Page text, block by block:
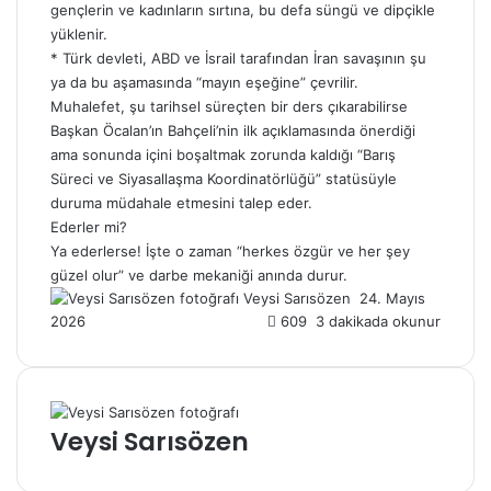
gençlerin ve kadınların sırtına, bu defa süngü ve dipçikle
yüklenir.
* Türk devleti, ABD ve İsrail tarafından İran savaşının şu
ya da bu aşamasında “mayın eşeğine” çevrilir.
Muhalefet, şu tarihsel süreçten bir ders çıkarabilirse
Başkan Öcalan’ın Bahçeli’nin ilk açıklamasında önerdiği
ama sonunda içini boşaltmak zorunda kaldığı “Barış
Süreci ve Siyasallaşma Koordinatörlüğü” statüsüyle
duruma müdahale etmesini talep eder.
Ederler mi?
Ya ederlerse! İşte o zaman “herkes özgür ve her şey
güzel olur” ve darbe mekaniği anında durur.
Veysi Sarısözen
B
i
e
24. Mayıs
2026
609 3 dakikada okunur
Veysi Sarısözen